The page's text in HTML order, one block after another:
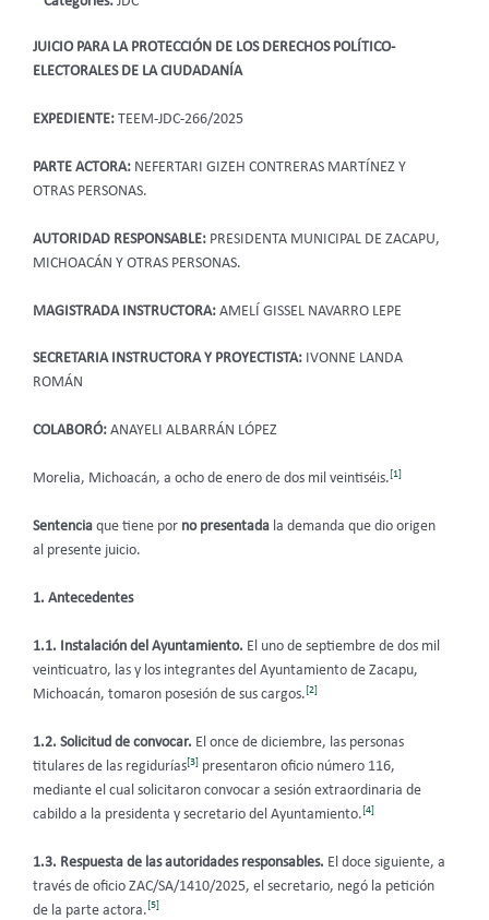
JUICIO PARA LA PROTECCIÓN DE LOS DERECHOS POLÍTICO-
ELECTORALES DE LA CIUDADANÍA
EXPEDIENTE: TEEM-JDC-266/2025
PARTE ACTORA: NEFERTARI GIZEH CONTRERAS MARTÍNEZ Y
OTRAS PERSONAS.
AUTORIDAD RESPONSABLE: PRESIDENTA MUNICIPAL DE ZACAPU,
MICHOACÁN Y OTRAS PERSONAS.
MAGISTRADA INSTRUCTORA: AMELÍ GISSEL NAVARRO LEPE
SECRETARIA INSTRUCTORA Y PROYECTISTA: IVONNE LANDA
ROMÁN
COLABORÓ: ANAYELI ALBARRÁN LÓPEZ
Morelia, Michoacán, a ocho de enero de dos mil veintiséis.[1]
Sentencia que tiene por no presentada la demanda que dio origen
al presente juicio.
1. Antecedentes
1.1. Instalación del Ayuntamiento. El uno de septiembre de dos mil
veinticuatro, las y los integrantes del Ayuntamiento de Zacapu,
Michoacán, tomaron posesión de sus cargos.[2]
1.2. Solicitud de convocar. El once de diciembre, las personas
titulares de las regidurías[3] presentaron oficio número 116,
mediante el cual solicitaron convocar a sesión extraordinaria de
cabildo a la presidenta y secretario del Ayuntamiento.[4]
1.3. Respuesta de las autoridades responsables. El doce siguiente, a
través de oficio ZAC/SA/1410/2025, el secretario, negó la petición
de la parte actora. [5]